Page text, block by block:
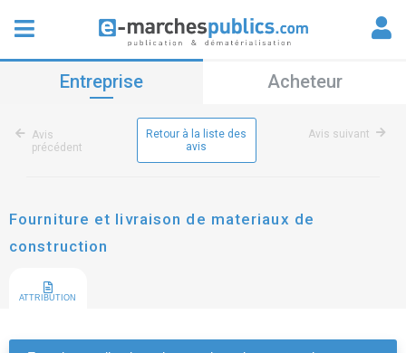
Entreprise Acheteur
Avis
précédent
Retour à la liste des
avis
Avis suivant
Fourniture et livraison de materiaux de
construction
ATTRIBUTION